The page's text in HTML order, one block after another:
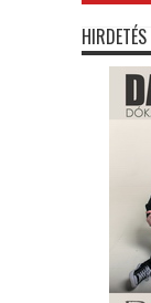
HIRDETÉS